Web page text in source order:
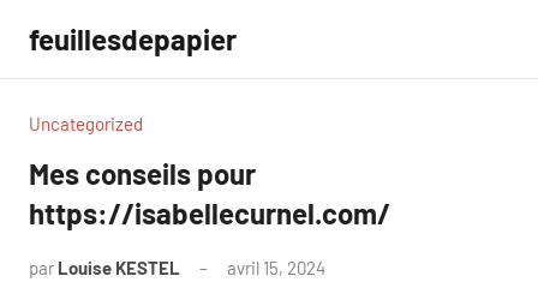
contenu
feuillesdepapier
Uncategorized
Mes conseils pour
https://isabellecurnel.com/
par Louise KESTEL avril 15, 2024